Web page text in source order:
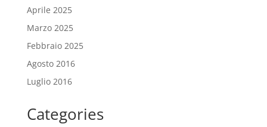
Aprile 2025
Marzo 2025
Febbraio 2025
Agosto 2016
Luglio 2016
Categories